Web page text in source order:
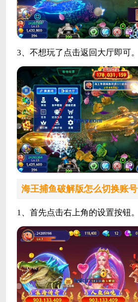
3、不想玩了点击返回大厅即可。
海王捕鱼破解版怎么切换账号
1、首先点击右上角的设置按钮。